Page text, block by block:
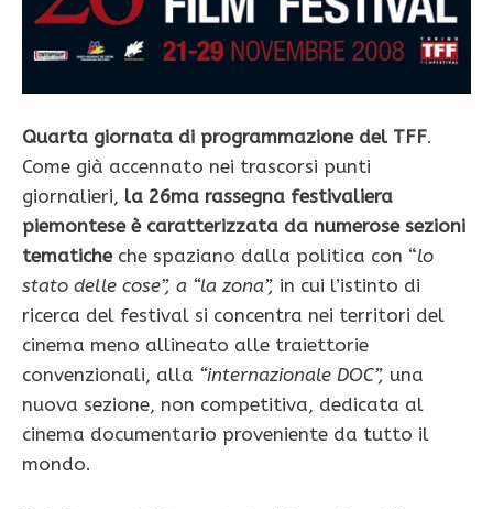
Quarta giornata di programmazione del TFF.
Come già accennato nei trascorsi punti
giornalieri, la 26ma rassegna festivaliera
piemontese è caratterizzata da numerose sezioni
tematicheche spaziano dalla politica con “lo
stato delle cose”, a “la zona”, in cui l’istinto di
ricerca del festival si concentra nei territori del
cinema meno allineato alle traiettorie
convenzionali, alla “internazionale DOC”, una
nuova sezione, non competitiva, dedicata al
cinema documentario proveniente da tutto il
mondo.